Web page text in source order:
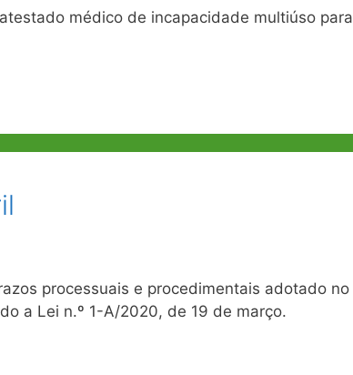
médico de incapacidade multiúso para
processuais e procedimentais adotado no
a Lei n.º 1-A/2020, de 19 de março.